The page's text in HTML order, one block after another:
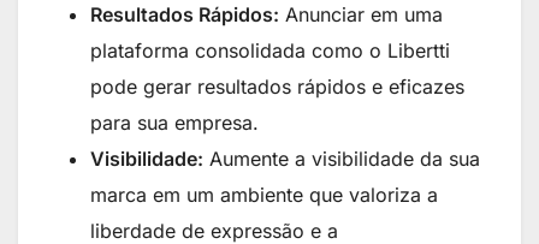
Resultados Rápidos: Anunciar em uma
plataforma consolidada como o Libertti
pode gerar resultados rápidos e eficazes
para sua empresa.
Visibilidade: Aumente a visibilidade da sua
marca em um ambiente que valoriza a
liberdade de expressão e a